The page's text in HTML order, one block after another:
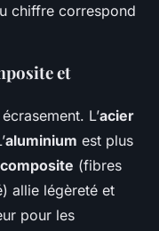
chiffre correspond
et
L’acier
aluminium est plus
composite (fibres
allie légèreté et
pour les